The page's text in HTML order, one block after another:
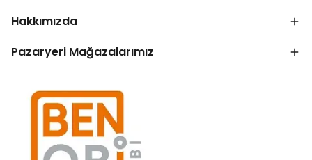
Hakkımızda
Pazaryeri Mağazalarımız